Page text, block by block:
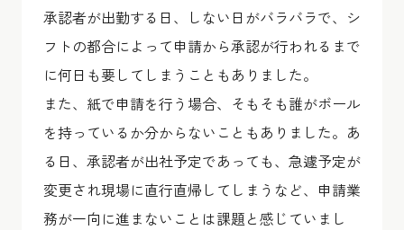
承認者が出勤する日、しない日がバラバラで、シ
フトの都合によって申請から承認が行われるまで
に何日も要してしまうこともありました。
また、紙で申請を行う場合、そもそも誰がボール
を持っているか分からないこともありました。あ
る日、承認者が出社予定であっても、急遽予定が
変更され現場に直行直帰してしまうなど、申請業
務が一向に進まないことは課題と感じていまし